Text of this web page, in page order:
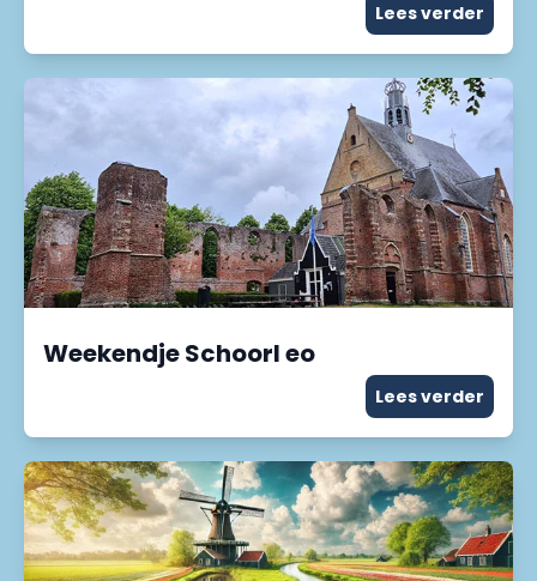
Lees verder
Weekendje Schoorl eo
Lees verder